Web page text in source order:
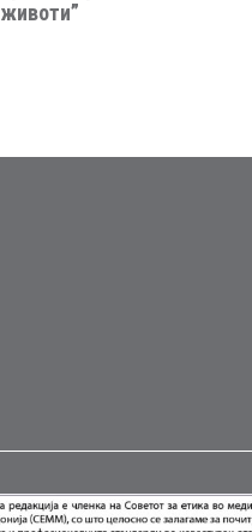
животи”